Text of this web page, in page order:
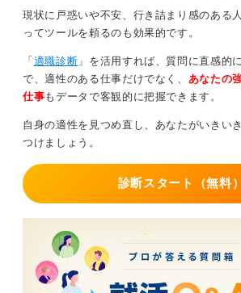
ES提出後の訪問で最も重要なのは、質
る）ための根拠探し」に設定することで
たとえば、ESで「貴社のグローバルな
ルさを実感する場面はありますか？」
ょう。
もし、そこで得た情報がESの内容と少
「OB訪問で、グローバルという点以外
力があることを知りました」と語るこ
業研究をしている姿勢を示すことができ
現状に戸惑いや不安、行き詰まり感のある
ってツールを頼るのも効果的です。
「 適職診断 」を活用すれば、質問に直感的
で、適性のある仕事だけでなく、 あなたの
仕事もデータで客観的に把握できます。
自身の適性を見つめ直し、あなたがいきい
つけましょう。
診断スタート（無料）